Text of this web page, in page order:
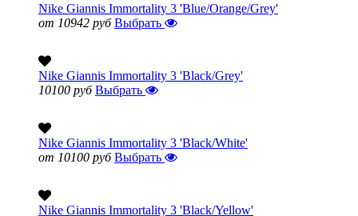
Nike Giannis Immortality 3 'Blue/Orange/Grey'
от 10942 руб Выбрать
Nike Giannis Immortality 3 'Black/Grey'
10100 руб Выбрать
Nike Giannis Immortality 3 'Black/White'
от 10100 руб Выбрать
Nike Giannis Immortality 3 'Black/Yellow'